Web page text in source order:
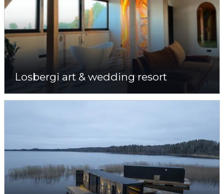
Losbergi art & wedding resort